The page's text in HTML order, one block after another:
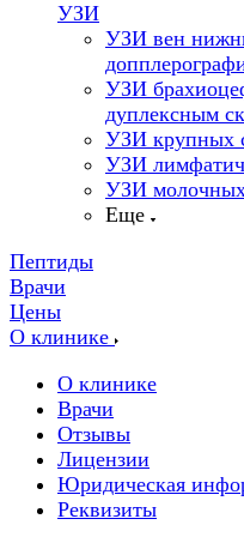
УЗИ
УЗИ вен
УЗИ
дуплексным
УЗИ крупных
УЗИ
УЗИ
Еще
Пептиды
Врачи
Цены
О клинике
О клинике
Врачи
Отзывы
Лицензии
Юридическая
Реквизиты